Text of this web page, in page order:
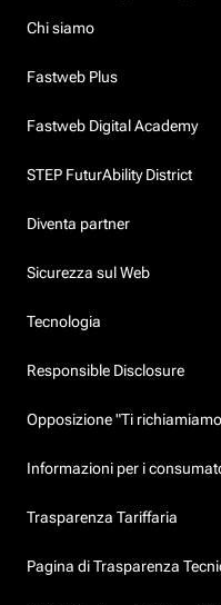
Chi siamo
Fastweb Plus
Fastweb Digital Academy
STEP FuturAbility District
Diventa partner
Sicurezza sul Web
Tecnologia
Responsible Disclosure
Opposizione "Ti
Informazioni per i
Trasparenza Tariffaria
Pagina di Trasparenza